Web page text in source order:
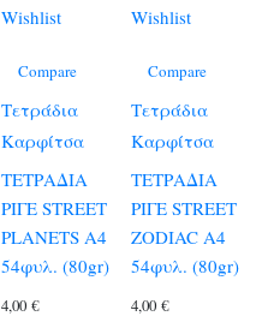
Wishlist
Compare
Τετράδια
Καρφίτσα
ΤΕΤΡΑΔΙΑ
ΡΙΓΕ STREET
PLANETS A4
54φυλ. (80gr)
4,00€
Wishlist
Compare
Τετράδια
Καρφίτσα
ΤΕΤΡΑΔΙΑ
ΡΙΓΕ STREET
ZODIAC A4
54φυλ. (80gr)
4,00€